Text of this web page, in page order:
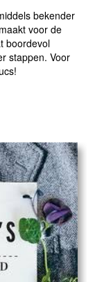
bekender
voor de
boordevol
stappen. Voor